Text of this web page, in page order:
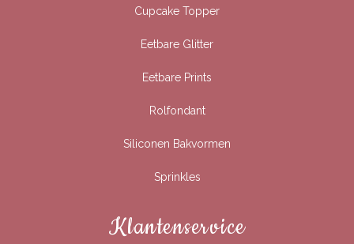
Cupcake Topper
Eetbare Glitter
Eetbare Prints
Rolfondant
Siliconen Bakvormen
Sprinkles
Klantenservice